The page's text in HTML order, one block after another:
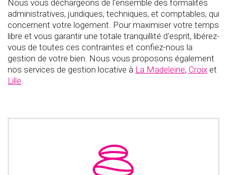
Nous vous déchargeons de l'ensemble des formalités
administratives, juridiques, techniques, et comptables, qui
concernent votre logement. Pour maximiser votre temps
libre et vous garantir une totale tranquillité d'esprit, libérez-
vous de toutes ces contraintes et confiez-nous la
gestion de votre bien. Nous vous proposons également
nos services de gestion locative à La Madeleine, Croix et
Lille.